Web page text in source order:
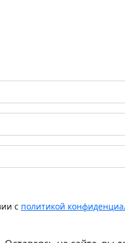
с политикой